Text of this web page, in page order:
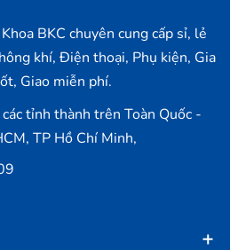
BKC chuyên cung cấp sỉ, lẻ
khí, Điện thoại, Phụ kiện, Gia
Giao miễn phí.
tỉnh thành trên Toàn Quốc -
TP Hồ Chí Minh,